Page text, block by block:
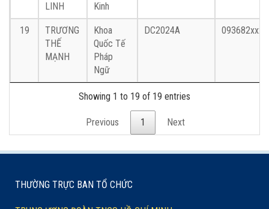
LINH
Kinh
19
TRƯƠNG
THẾ
MẠNH
Khoa
Quốc Tế
Pháp
Ngữ
DC2024A 093682xxxx
Showing 1 to 19 of 19 entries
Previous 1 Next
THƯỜNG TRỰC BAN TỔ CHỨC